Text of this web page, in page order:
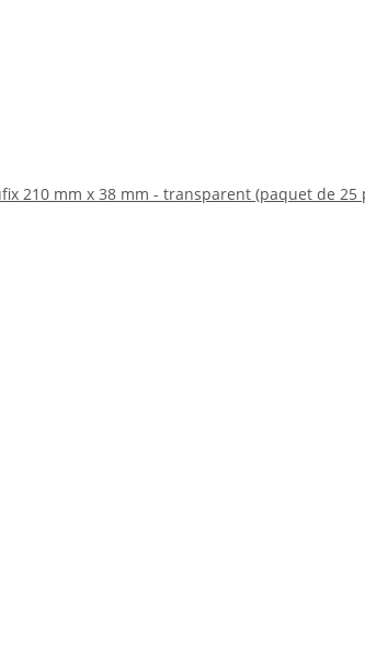
210 mm x 38 mm - transparent (paquet de 25